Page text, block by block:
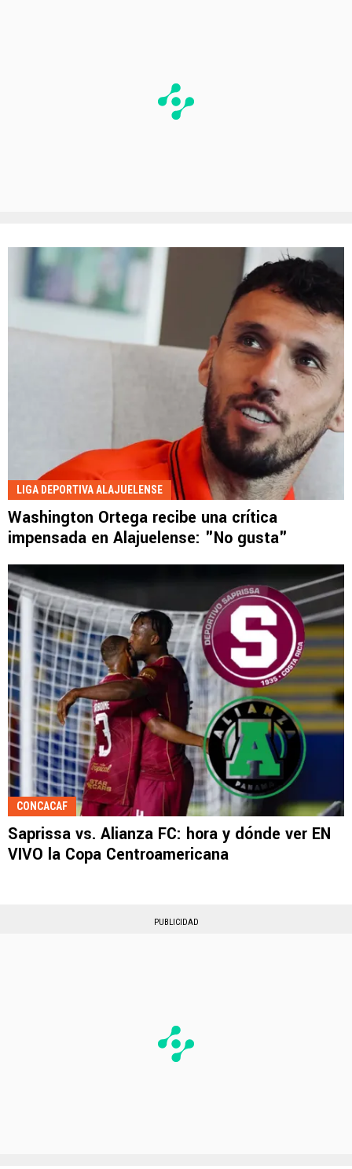
LIGA DEPORTIVA ALAJUELENSE
Washington Ortega recibe una crítica
impensada en Alajuelense: "No gusta"
CONCACAF
Saprissa vs. Alianza FC: hora y dónde ver EN
VIVO la Copa Centroamericana
PUBLICIDAD